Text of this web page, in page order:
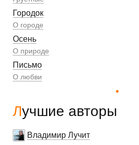
Городок
О городе
Осень
О природе
Письмо
О любви
Лучшие авторы
Владимир Лучит